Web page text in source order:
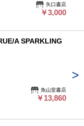
矢口書店
￥3,000
A SPARKLING
魚山堂書店
￥13,860